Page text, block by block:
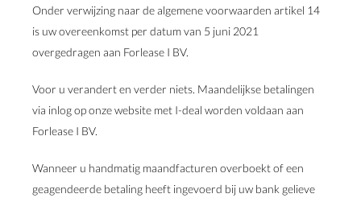
Onder verwijzing naar de algemene voorwaarden artikel 14
is uw overeenkomst per datum van 5 juni 2021
overgedragen aan Forlease I BV.
Voor u verandert en verder niets. Maandelijkse betalingen
via inlog op onze website met I-deal worden voldaan aan
Forlease I BV.
Wanneer u handmatig maandfacturen overboekt of een
geagendeerde betaling heeft ingevoerd bij uw bank gelieve